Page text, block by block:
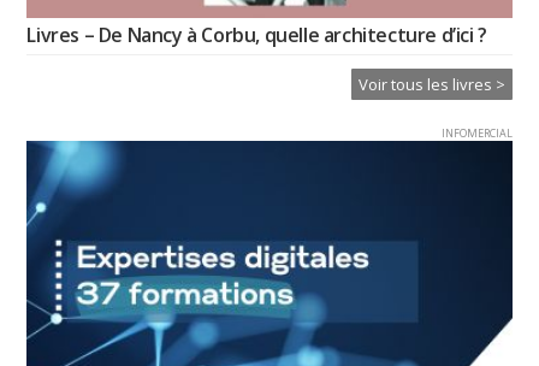
Livres – De Nancy à Corbu, quelle architecture d’ici ?
Voir tous les livres >
INFOMERCIAL